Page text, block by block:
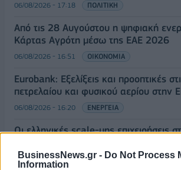
BusinessNews.gr - Do Not Process
Information
06/08/2026 - 17:18 ΠΟΛΙΤΙΚΗ
Από τις 28 Αυγούστου η ψηφιακή
Κάρτας Αγρότη μέσω της ΕΑΕ 2026
06/08/2026 - 16:51 ΟΙΚΟΝΟΜΙΑ
Eurobank: Εξελίξεις και προοπτικές
πετρελαίου και φυσικού αερίου στην
06/08/2026 - 16:20 ΕΝΕΡΓΕΙΑ
Οι ελληνικές scale-ups επιχειρήσεις
προσέλκυση πελατών